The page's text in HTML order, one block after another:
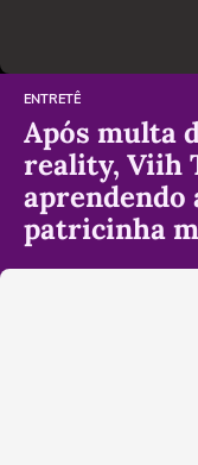
ENTRETÊ
Após multa
reality, Viih
aprendendo
patricinha